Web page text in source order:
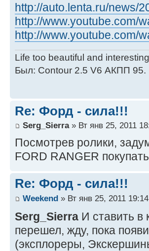
http://auto.lenta.ru/news/
http://www.youtube.com/
http://www.youtube.com/
Life too beautiful and
Был: Contour 2.5 V6 АКПП 95.
Re: Форд - сила!!!
Serg_Sierra» Вт янв 25, 2011
Посмотрев ролики,
FORD RANGER
Re: Форд - сила!!!
Weekend » Вт янв 25, 2011 19:14
Serg_Sierra И ставить в
перешел, жду, пока
(эксплореры,